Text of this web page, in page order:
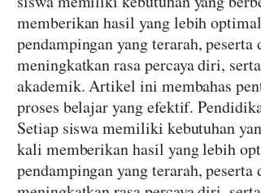
memberikan hasil yang lebih
pendampingan yang terarah,
meningkatkan rasa percaya diri,
akademik. Artikel ini membahas
proses belajar yang efektif.
Setiap siswa memiliki kebutuhan
kali memberikan hasil yang lebih
pendampingan yang terarah,